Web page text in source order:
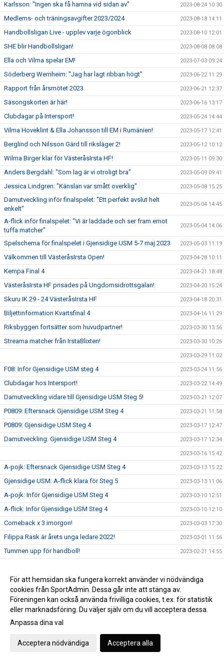
Karlsson: "Ingen ska få hamna vid sidan av" 2023-08-24 10:30
Medlems- och träningsavgifter 2023/2024 2023-08-18 14:11
Handbollsligan Live - upplev varje ögonblick 2023-08-10 12:01
SHE blir Handbollsligan! 2023-08-08 08:08
Ella och Vilma spelar EM! 2023-07-03 09:24
Söderberg Wernheim: "Jag har lagt ribban högt" 2023-06-22 11:29
Rapport från årsmötet 2023 2023-06-21 12:37
Säsongskorten är här! 2023-06-16 13:17
Clubdagar på Intersport! 2023-05-24 14:44
Vilma Hoveklint & Ella Johansson till EM i Rumänien! 2023-05-17 12:41
Berglind och Nilsson Gärd till riksläger 2! 2023-05-12 10:12
Wilma Birger klar för VästeråsIrsta HF! 2023-05-11 09:30
Anders Bergdahl: "Som lag är vi otroligt bra" 2023-05-09 09:41
Jessica Lindgren: "Känslan var smått overklig" 2023-05-08 15:25
Damutveckling inför finalspelet: "Ett perfekt avslut helt
enkelt"
2023-05-04 14:45
A-flick inför finalspelet: "Vi är laddade och ser fram emot
tuffa matcher"
2023-05-04 14:06
Spelschema för finalspelet i Gjensidige USM 5-7 maj 2023 2023-05-03 11:19
Välkommen till VästeråsIrsta Open! 2023-04-28 10:11
Kempa Final 4 2023-04-21 18:48
VästeråsIrsta HF prisades på Ungdomsidrottsgalan! 2023-04-20 15:24
Skuru IK 29 - 24 VästeråsIrsta HF 2023-04-18 20:31
Biljettinformation Kvartsfinal 4 2023-04-16 11:29
Riksbyggen fortsätter som huvudpartner! 2023-03-30 13:56
Streama matcher från IrstaBlixten! 2023-03-30 10:26
2023-03-29 11:02
F08: Inför Gjensidige USM steg 4 2023-03-24 11:56
Clubdagar hos Intersport! 2023-03-22 14:49
Damutveckling vidare till Gjensidige USM Steg 5! 2023-03-21 12:07
P0809: Eftersnack Gjensidige USM Steg 4 2023-03-21 11:58
P0809: Gjensidige USM Steg 4 2023-03-17 12:47
Damutveckling: Gjensidige USM Steg 4 2023-03-17 12:34
2023-03-16 15:42
A-pojk: Eftersnack Gjensidige USM Steg 4 2023-03-13 15:22
Gjensidige USM: A-flick klara för Steg 5 2023-03-13 11:06
A-pojk: Inför Gjensidige USM Steg 4 2023-03-10 12:51
A-flick: Inför Gjensidige USM Steg 4 2023-03-10 12:10
Comeback x 3 imorgon! 2023-03-03 17:30
Filippa Rask är årets unga ledare 2022! 2023-03-01 11:56
Tummen upp för handboll! 2023-02-21 14:55
Dagens matchsponsor: BLR Redovisning AB 2023-02-18 13:05
GAMEDAY 2023-02-18 09:10
Handbollsfest i Västerås Arena! 2023-02-14 15:29
F08: Eftersnack Gjensidige USM Steg 3
En fantastisk premiär!
För att hemsidan ska fungera korrekt använder vi nödvändiga
cookies från SportAdmin. Dessa går inte att stänga av.
Föreningen kan också använda frivilliga cookies, t.ex. för statistik
eller marknadsföring. Du väljer själv om du vill acceptera dessa.
Anpassa dina val
Acceptera nödvändiga Acceptera alla